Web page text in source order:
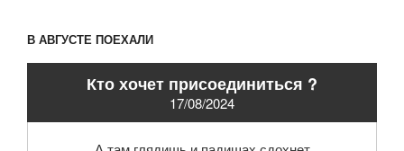
В АВГУСТЕ ПОЕХАЛИ
Кто хочет присоединиться ?
17/08/2024